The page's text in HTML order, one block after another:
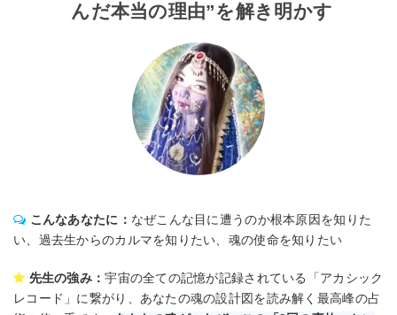
んだ本当の理由”を解き明かす
こんなあなたに： なぜこんな目に遭うのか根本原因を知りた
い、過去生からのカルマを知りたい、魂の使命を知りたい
先生の強み：宇宙の全ての記憶が記録されている「アカシック
レコード」に繋がり、あなたの魂の設計図を読み解く最高峰の占